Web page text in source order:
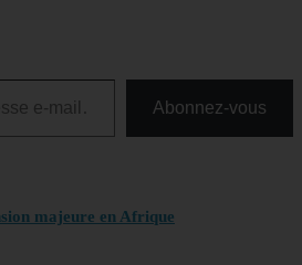
Abonnez-vous
majeure en Afrique